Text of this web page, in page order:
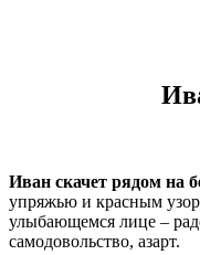
Иван скачет рядом на
упряжью и красным
улыбающемся лице –
самодовольство, азарт.